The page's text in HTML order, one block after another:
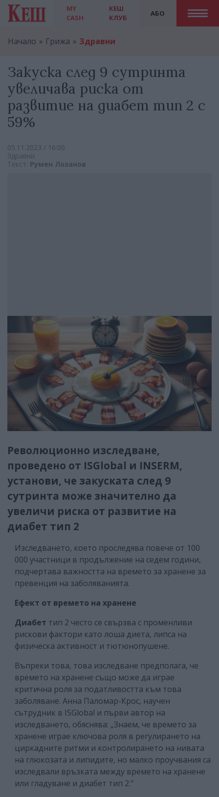
MY
CASH
АБО
КЕШ
КЛУБ
Начало Грижа Здравни
Закуска след 9 сутринта
увеличава риска от
развитие на диабет тип 2 с
59%
05.11.2023 / 16:00
Здравни
Текст: Румен Лозанов
Революционно изследване,
проведено от ISGlobal и INSERM,
установи, че закуската след 9
сутринта може значително да
увеличи риска от развитие на
диабет тип 2
Изследването, което проследява повече от 100
000 участници в продължение на седем години,
подчертава важността на времето за хранене за
превенция на заболяванията.
Ефект от времето на хранене
Диабет тип 2 често се свързва с променливи
рискови фактори като лоша диета, липса на
физическа активност и тютюнопушене.
Въпреки това, това изследване предполага, че
времето на хранене също може да играе
критична роля за податливостта към това
заболяване. Анна Паломар-Крос, научен
сътрудник в ISGlobal и първи автор на
изследването, обяснява: „Знаем, че времето за
хранене играе ключова роля в регулирането на
циркадните ритми и контролирането на нивата
на глюкозата и липидите, но малко проучвания са
изследвали връзката между времето на хранене
или гладуване и диабет тип 2."